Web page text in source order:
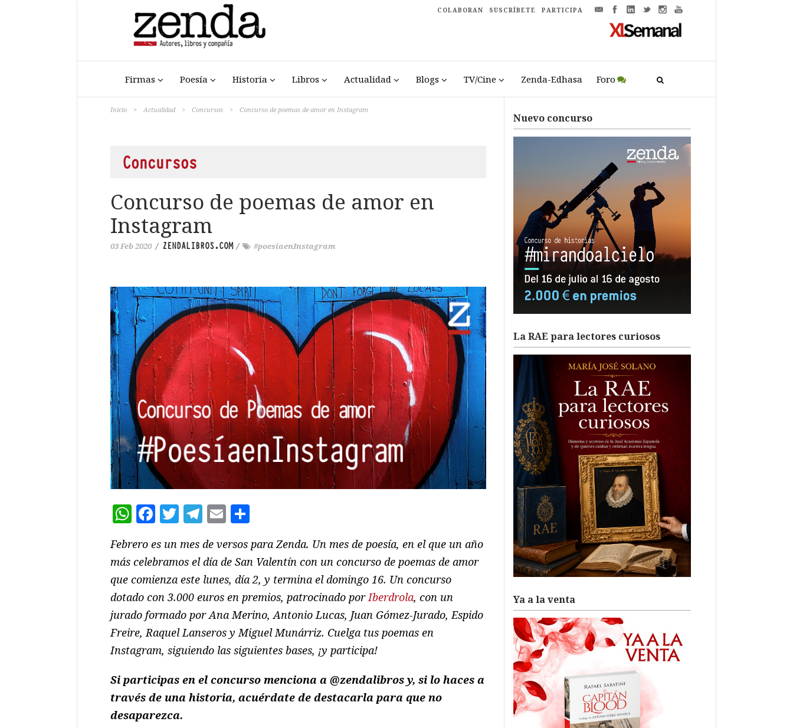
COLABORAN SUSCRÍBETE PARTICIPA
Firmas Poesía Historia Libros Actualidad Blogs TV/Cine Zenda-Edhasa Foro
Inicio > Actualidad > Concursos > Concurso de poemas de amor en Instagram
Concursos
Concurso de poemas de amor en
Instagram
03 Feb 2020 / ZENDALIBROS.COM/ #poesíaenInstagram
WhatsApp
Facebook
Twitter
Telegram
Email
Febrero es un mes de versos para Zenda. Un mes de poesía, en el que un año
más celebramos el día de San Valentín con un concurso de poemas de amor
que comienza este lunes, día 2, y termina el domingo 16. Un concurso
dotado con 3.000 euros en premios, patrocinado porIberdrola, con un
jurado formado por Ana Merino, Antonio Lucas, Juan Gómez-Jurado, Espido
Freire, Raquel Lanseros y Miguel Munárriz. Cuelga tus poemas en
Instagram, siguiendo las siguientes bases, ¡y participa!
Si participas en el concurso menciona a @zendalibros y, si lo haces a
través de una historia, acuérdate de destacarla para que no
desaparezca.
Nuevo concurso
La RAE para lectores curiosos
Ya a la venta